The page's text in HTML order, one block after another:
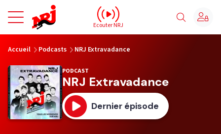
NRJ - Accueil
Ecouter NRJ
Accueil Podcasts NRJ Extravadance
PODCAST
NRJ Extravadance
Dernier épisode